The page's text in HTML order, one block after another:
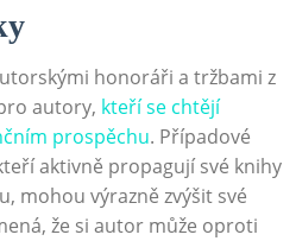
honoráři a tržbami z
autory, kteří se chtějí
prospěchu. Případové
aktivně propagují své knihy
mohou výrazně zvýšit své
že si autor může oproti